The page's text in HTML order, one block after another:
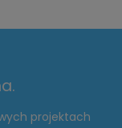
projektach